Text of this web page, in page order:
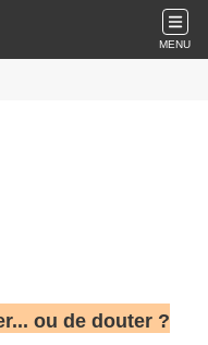
MENU
ou de douter ?